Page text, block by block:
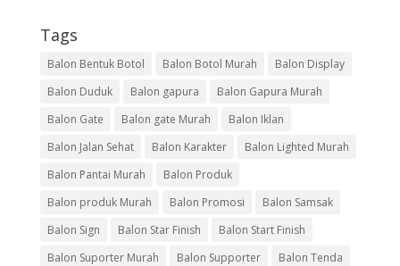
Tags
Balon Bentuk Botol Balon Botol Murah
Balon Display
Balon Duduk
Balon gapura
Balon Gapura Murah
Balon Gate
Balon gate Murah
Balon Iklan
Balon Jalan Sehat
Balon Karakter
Balon Lighted Murah
Balon Pantai Murah
Balon Produk
Balon produk Murah
Balon Promosi
Balon Samsak
Balon Sign
Balon Star Finish
Balon Start Finish
Balon Suporter Murah
Balon Supporter
Balon Tenda